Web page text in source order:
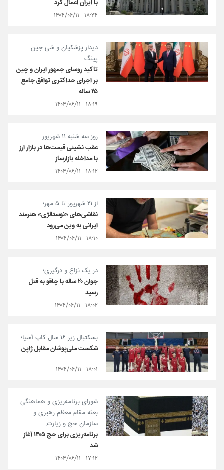
با ایران اعمال کرد
۱۸:۲۴ - ۱۴۰۴/۰۶/۱۱
دیدار پزشکیان و شی جین
پینگ
تاکید روسای جمهور ایران و چین
بر اجرای حداکثری توافق جامع
۲۵ ساله
۱۸:۱۹ - ۱۴۰۴/۰۶/۱۱
روز سه شنبه ۱۱ شهریور
عقب نشینی قیمت‌ها در بازار ارز
با مداخله بازارساز
۱۸:۱۲ - ۱۴۰۴/۰۶/۱۱
از ۲۱ شهریور تا ۵ مهر؛
نقاشی‌های «نوستالژی» هنرمند
ایرانی به وین می‌رود
۱۸:۱۰ - ۱۴۰۴/۰۶/۱۱
در یک نزاع و درگیری؛
جوان ۲۰ ساله با چاقو به قتل
رسید
۱۸:۰۲ - ۱۴۰۴/۰۶/۱۱
بسکتبال زیر ۱۶ سال کاپ آسیا؛
شکست ملی‌پوشان مقابل ژاپن
۱۸:۰۱ - ۱۴۰۴/۰۶/۱۱
شورای برنامه‌ریزی و هماهنگی
بعثه مقام معظم رهبری و
سازمان حج و زیارت:
برنامه‌ریزی برای حج ۱۴۰۵ آغاز
شد
۱۷:۱۲ - ۱۴۰۴/۰۶/۱۱